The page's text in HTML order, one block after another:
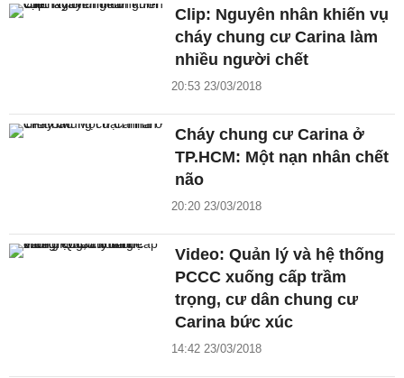
Clip: Nguyên nhân khiến vụ
cháy chung cư Carina làm
nhiều người chết
20:53 23/03/2018
Cháy chung cư Carina ở
TP.HCM: Một nạn nhân chết
não
20:20 23/03/2018
Video: Quản lý và hệ thống
PCCC xuống cấp trầm
trọng, cư dân chung cư
Carina bức xúc
14:42 23/03/2018